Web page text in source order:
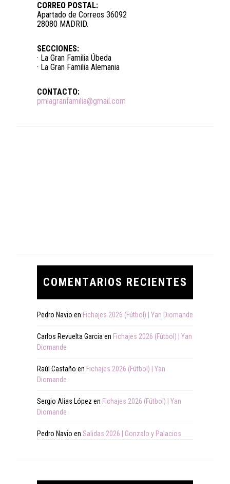
CORREO POSTAL:
Apartado de Correos 36092
28080 MADRID.
SECCIONES:
· La Gran Familia Úbeda
· La Gran Familia Alemania
CONTACTO:
pmlagranfamilia@gmail.com
COMENTARIOS RECIENTES
Pedro Navio en Fichajes 2026 (Fútbol) | Yan Diomande
Carlos Revuelta Garcia en Fichajes 2026 (Fútbol) | Yan
Diomande
Raúl Castaño en Fichajes 2026 (Fútbol) | Yan
Diomande
Sergio Alias López en Fichajes 2026 (Fútbol) | Yan
Diomande
Pedro Navio en Salidas 2026 | Gonzalo y Palacios